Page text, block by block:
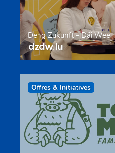
Deng Zukunft – Däi Wee
dzdw.lu
Offres & Initiatives